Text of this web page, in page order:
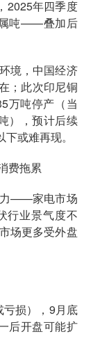
2025年四季度
属吨——叠加后
境，中国经济
；此次印尼铜
万吨停产（当
），预计后续
或难再现。
费拖累
力——家电市场
行业景气度不
场更多受外盘
亏损），9月底
后开盘可能扩